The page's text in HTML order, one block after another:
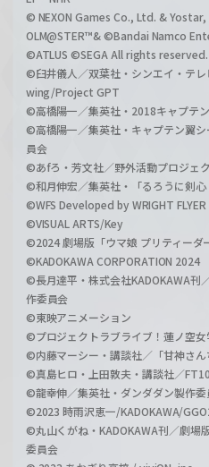
© NEXON Games Co., Ltd. &
OLM@STER™& ©Bandai Namco
©ATLUS ©SEGA All rights reserved.
©臼井儀人／双葉社・シンエイ・テ
wing/Project GPT
©高橋陽一／集英社・2018キャプテ
©高橋陽一／集英社・キャプテン翼シ
員会
©あfろ・芳文社／野外活動プロジェ
©和月伸宏／集英社・「るろうに剣
©WFS Developed by WRIGHT FLYER
©VISUAL ARTS/Key
©2024 劇場版「ウマ娘 プリティーダ
©KADOKAWA CORPORATION 2024
©長月達平・株式会社KADOKAWA刊
作委員会
©東映アニメーション
©プロジェクトラブライブ！蓮ノ空
©内藤マーシー・講談社／「甘神さ
©真島ヒロ・上田敦夫・講談社／
©龍幸伸／集英社・ダンダダン製作委
©2023 時雨沢恵一/KADOKAWA/
©丸山くがね・KADOKAWA刊／劇場
委員会